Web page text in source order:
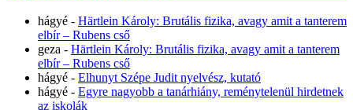
hágyé - Härtlein Károly: Brutális fizika, avagy amit a tanterem
elbír – Rubens cső
geza - Härtlein Károly: Brutális fizika, avagy amit a tanterem
elbír – Rubens cső
hágyé - Elhunyt Szépe Judit nyelvész, kutató
hágyé - Egyre nagyobb a tanárhiány, reménytelenül hirdetnek
az iskolák